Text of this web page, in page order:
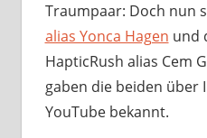
Traumpaar: Doch nun
alias Yonca Hagen und
HapticRush alias Cem
gaben die beiden über
YouTube bekannt.